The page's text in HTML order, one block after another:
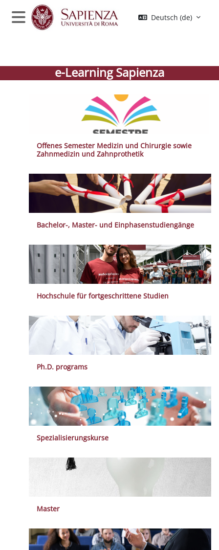
Zum Hauptinhalt
Website-Übersicht
Deutsch ‎(de)‎
e-Learning Sapienza
Offenes Semester Medizin und Chirurgie sowie
Zahnmedizin und Zahnprothetik
Bachelor-, Master- und Einphasenstudiengänge
Hochschule für fortgeschrittene Studien
Ph.D. programs
Spezialisierungskurse
Master